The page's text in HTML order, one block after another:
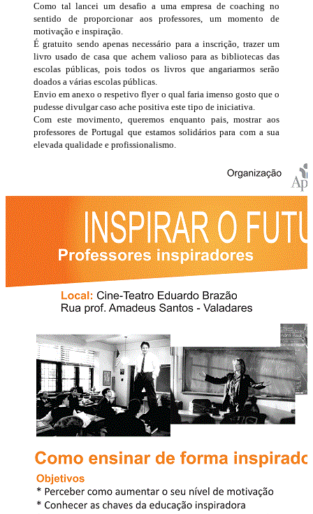
Como tal lancei um desafio a uma empresa de coaching no
sentido de proporcionar aos professores, um momento de
motivação e inspiração.
É gratuito sendo apenas necessário para a inscrição, trazer um
livro usado de casa que achem valioso para as bibliotecas das
escolas públicas, pois todos os livros que angariarmos serão
doados a várias escolas públicas.
Envio em anexo o respetivo flyer o qual faria imenso gosto que o
pudesse divulgar caso ache positiva este tipo de iniciativa.
Com este movimento, queremos enquanto pais, mostrar aos
professores de Portugal que estamos solidários para com a sua
elevada qualidade e profissionalismo.